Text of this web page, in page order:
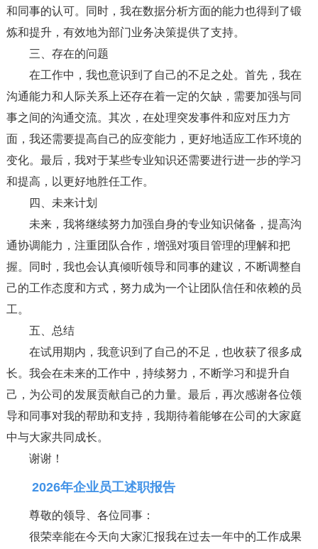
和同事的认可。同时，我在数据分析方面的能力也得到了锻
炼和提升，有效地为部门业务决策提供了支持。
三、存在的问题
在工作中，我也意识到了自己的不足之处。首先，我在
沟通能力和人际关系上还存在着一定的欠缺，需要加强与同
事之间的沟通交流。其次，在处理突发事件和应对压力方
面，我还需要提高自己的应变能力，更好地适应工作环境的
变化。最后，我对于某些专业知识还需要进行进一步的学习
和提高，以更好地胜任工作。
四、未来计划
未来，我将继续努力加强自身的专业知识储备，提高沟
通协调能力，注重团队合作，增强对项目管理的理解和把
握。同时，我也会认真倾听领导和同事的建议，不断调整自
己的工作态度和方式，努力成为一个让团队信任和依赖的员
工。
五、总结
在试用期内，我意识到了自己的不足，也收获了很多成
长。我会在未来的工作中，持续努力，不断学习和提升自
己，为公司的发展贡献自己的力量。最后，再次感谢各位领
导和同事对我的帮助和支持，我期待着能够在公司的大家庭
中与大家共同成长。
谢谢！
2026年企业员工述职报告
尊敬的领导、各位同事：
很荣幸能在今天向大家汇报我在过去一年中的工作成果